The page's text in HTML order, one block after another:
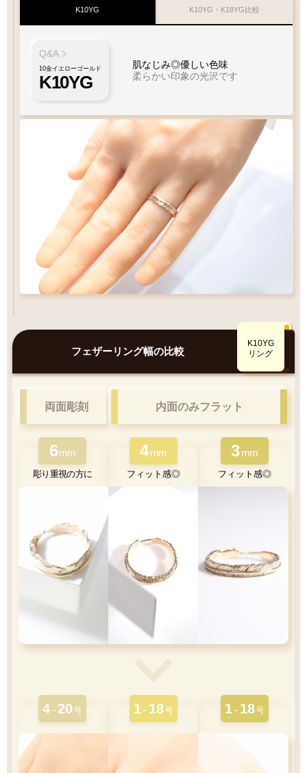
K10YG
Q&A
10金イエローゴールド
K10YG
肌なじみ◎優しい色味
柔らかい印象の光沢です
K10YG・K18YG比較
比較
鮮やかで美しい光沢
肌なじみ◎優しい色味
K10YG
フェザーリング幅の比較
K10YG
リング
両面彫刻 内面のみフラット
6mm
彫り重視の方に
4mm
フィット感◎
3mm
フィット感◎
4 -20号 1- 18号 1- 18号